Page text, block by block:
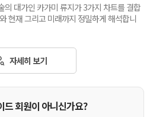
의 대가인 카가미 류지가 3가지 차트를 결합
현재 그리고 미래까지 정밀하게 해석합니
자세히 보기
드 회원이 아니신가요?